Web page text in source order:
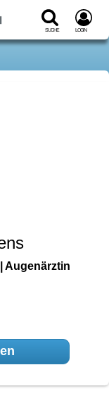
Suche Login
Augenärztin